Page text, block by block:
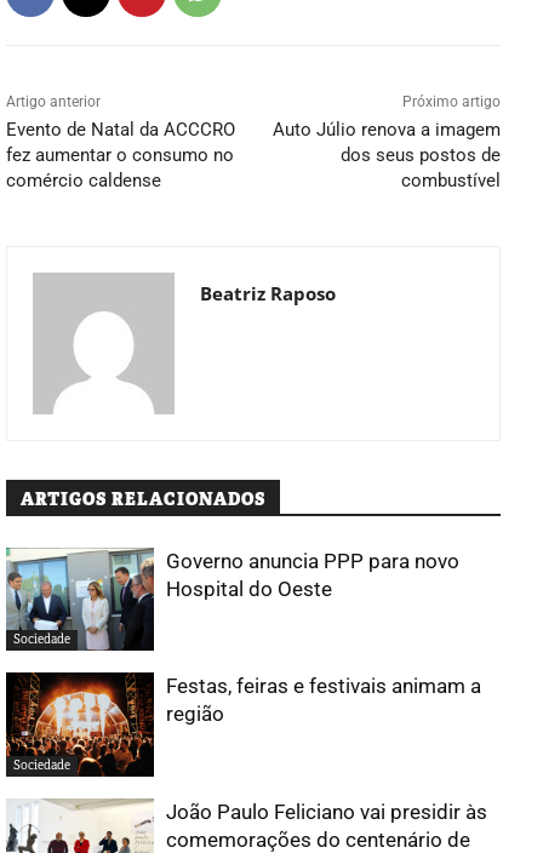
Artigo anterior
Evento de Natal da ACCCRO
fez aumentar o consumo no
comércio caldense
Próximo artigo
Auto Júlio renova a imagem
dos seus postos de
combustível
Beatriz Raposo
ARTIGOS RELACIONADOS
Sociedade
Governo anuncia PPP para novo
Hospital do Oeste
Sociedade
Festas, feiras e festivais animam a
região
João Paulo Feliciano vai presidir às
comemorações do centenário de